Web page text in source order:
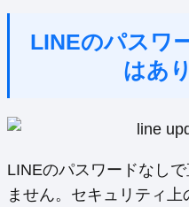
LINEのパスワ
はあ
LINEのパスワードなし
ません。セキュリティ